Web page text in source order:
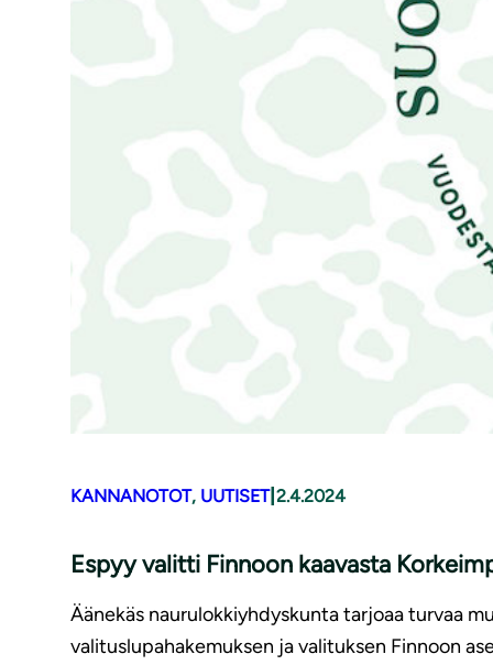
KANNANOTOT, UUTISET| 2.4.2024
Espyy valitti Finnoon kaavasta
Äänekäs naurulokkiyhdyskunta tarjoaa turvaa
valituslupahakemuksen ja valituksen Finnoon